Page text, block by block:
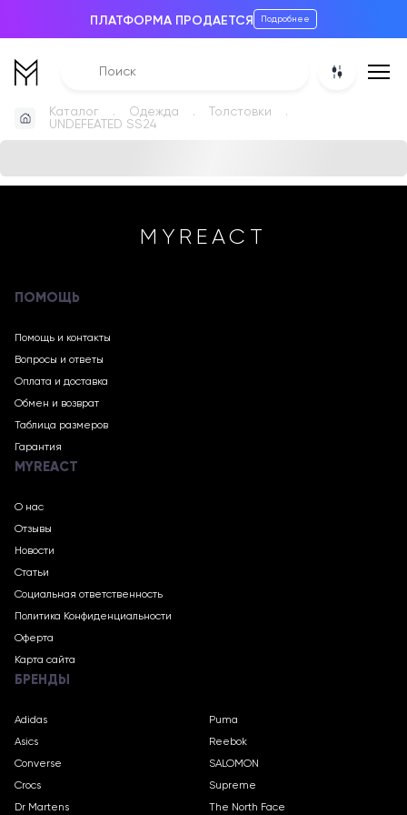
ПЛАТФОРМА ПРОДАЕТСЯ Подробнее
Каталог Одежда
Толстовки
UNDEFEATED SS24
MYREACT
ПОМОЩЬ
Помощь и контакты
Вопросы и ответы
Оплата и доставка
Обмен и возврат
Таблица размеров
Гарантия
MYREACT
О нас
Отзывы
Новости
Статьи
Социальная ответственность
Политика Конфиденциальности
Оферта
Карта сайта
БРЕНДЫ
Adidas
Asics
Converse
Crocs
Dr Martens
Puma
Reebok
SALOMON
Supreme
The North Face